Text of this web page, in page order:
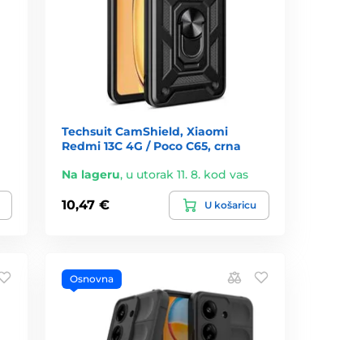
Techsuit CamShield, Xiaomi
Redmi 13C 4G / Poco C65, crna
Na lageru, u utorak 11. 8. kod vas
10,47 € U košaricu
Osnovna